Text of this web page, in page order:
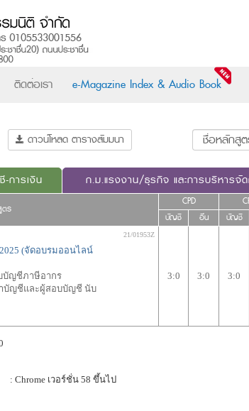
ติดต่อเรา e-Magazine Index & Audio Book
ดาวน์โหลด ตารางสัมมนา
การเงิน ก.ม.แรงงาน/ธุรกิจ และการบริหารจั
ร
CPD
บัญชี อื่น บัญชี
(จัดอบรมออนไลน์
บัญชีภาษีอากร
บัญชีและผู้สอบบัญชี นับ
21/01953Z
3:0 3:0 3:0
: Chrome เวอร์ชั่น 58 ขึ้นไป